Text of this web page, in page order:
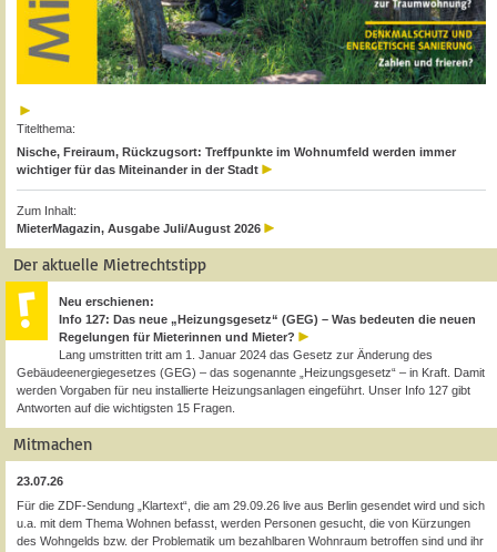
Titelthema:
Nische, Freiraum, Rückzugsort: Treffpunkte im Wohnumfeld werden immer
wichtiger für das Miteinander in der Stadt
Zum Inhalt:
MieterMagazin, Ausgabe Juli/August 2026
Der aktuelle Mietrechtstipp
Neu erschienen:
Info 127: Das neue „Heizungsgesetz“ (GEG) – Was bedeuten die neuen
Regelungen für Mieterinnen und Mieter?
Lang umstritten tritt am 1. Januar 2024 das Gesetz zur Änderung des
Gebäudeenergiegesetzes (GEG) – das sogenannte „Heizungsgesetz“ – in Kraft. Damit
werden Vorgaben für neu installierte Heizungsanlagen eingeführt. Unser Info 127 gibt
Antworten auf die wichtigsten 15 Fragen.
Mitmachen
23.07.26
Für die ZDF-Sendung „Klartext“, die am 29.09.26 live aus Berlin gesendet wird und sich
u.a. mit dem Thema Wohnen befasst, werden Personen gesucht, die von Kürzungen
des Wohngelds bzw. der Problematik um bezahlbaren Wohnraum betroffen sind und ihr